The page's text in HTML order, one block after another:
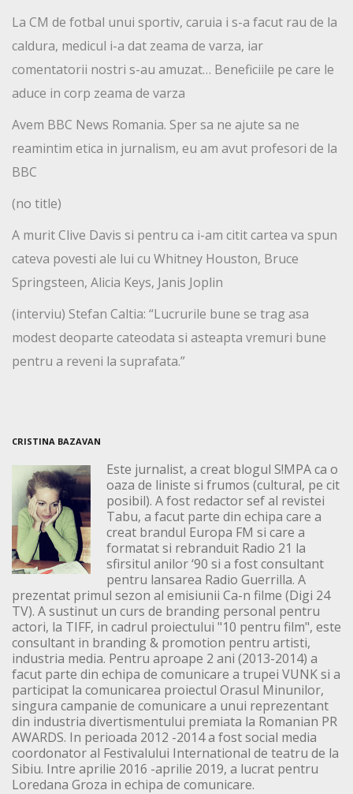
La CM de fotbal unui sportiv, caruia i s-a facut rau de la
caldura, medicul i-a dat zeama de varza, iar
comentatorii nostri s-au amuzat… Beneficiile pe care le
aduce in corp zeama de varza
Avem BBC News Romania. Sper sa ne ajute sa ne
reamintim etica in jurnalism, eu am avut profesori de la
BBC
(no title)
A murit Clive Davis si pentru ca i-am citit cartea va spun
cateva povesti ale lui cu Whitney Houston, Bruce
Springsteen, Alicia Keys, Janis Joplin
(interviu) Stefan Caltia: “Lucrurile bune se trag asa
modest deoparte cateodata si asteapta vremuri bune
pentru a reveni la suprafata.”
CRISTINA BAZAVAN
Este jurnalist, a creat blogul S!MPA ca o
oaza de liniste si frumos (cultural, pe cit
posibil). A fost redactor sef al revistei
Tabu, a facut parte din echipa care a
creat brandul Europa FM si care a
formatat si rebranduit Radio 21 la
sfirsitul anilor ‘90 si a fost consultant
pentru lansarea Radio Guerrilla. A
prezentat primul sezon al emisiunii Ca-n filme (Digi 24
TV). A sustinut un curs de branding personal pentru
actori, la TIFF, in cadrul proiectului "10 pentru film", este
consultant in branding & promotion pentru artisti,
industria media. Pentru aproape 2 ani (2013-2014) a
facut parte din echipa de comunicare a trupei VUNK si a
participat la comunicarea proiectul Orasul Minunilor,
singura campanie de comunicare a unui reprezentant
din industria divertismentului premiata la Romanian PR
AWARDS. In perioada 2012 -2014 a fost social media
coordonator al Festivalului International de teatru de la
Sibiu. Intre aprilie 2016 -aprilie 2019, a lucrat pentru
Loredana Groza in echipa de comunicare.